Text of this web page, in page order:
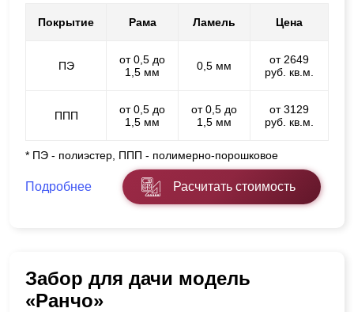
Покрытие Рама Ламель Цена
ПЭ
от 0,5 до
1,5 мм
0,5 мм
от 2649
руб. кв.м.
ППП
от 0,5 до
1,5 мм
от 0,5 до
1,5 мм
от 3129
руб. кв.м.
* ПЭ - полиэстер, ППП - полимерно-порошковое
Подробнее Расчитать стоимость
Забор для дачи модель
«Ранчо»